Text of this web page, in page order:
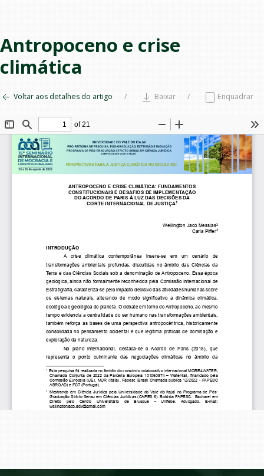
Antropoceno e crise
climática
Voltar aos detalhes do artigo Baixar Enquadrar